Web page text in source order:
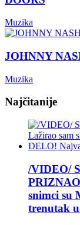
Muzika
JOHNNY
Muzika
Najčitanije
/VIDEO/
snimci su
trenutak